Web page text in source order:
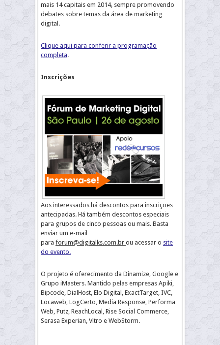
mais 14 capitais em 2014, sempre promovendo
debates sobre temas da área de marketing
digital.
Clique aqui para conferir a programação
completa.
Inscrições
Aos interessados há descontos para inscrições
antecipadas. Há também descontos especiais
para grupos de cinco pessoas ou mais. Basta
enviar um e-mail
para forum@digitalks.com.br ou acessar o site
do evento.
O projeto é oferecimento da Dinamize, Google e
Grupo iMasters. Mantido pelas empresas Apiki,
Bipcode, DialHost, Elo Digital, ExactTarget, IVC,
Locaweb, LogCerto, Media Response, Performa
Web, Putz, ReachLocal, Rise Social Commerce,
Serasa Experian, Vitro e WebStorm.